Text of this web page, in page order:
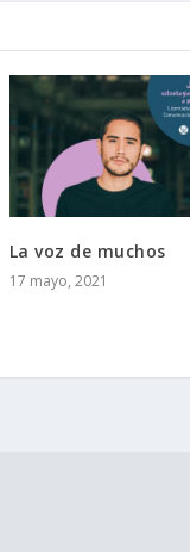
La voz de muchos
17 mayo, 2021